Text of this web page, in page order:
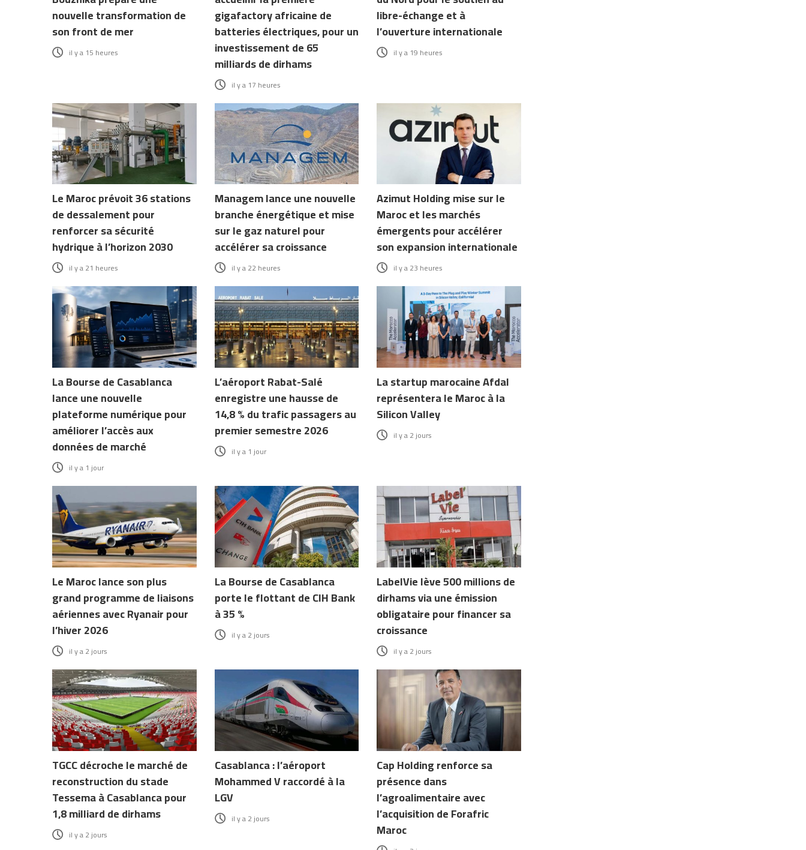
nouvelle transformation de
son front de mer
il y a 15 heures
gigafactory africaine de
batteries électriques, pour un
investissement de 65
milliards de dirhams
il y a 17 heures
libre-échange et à
l’ouverture internationale
il y a 19 heures
Le Maroc prévoit 36 stations
de dessalement pour
renforcer sa sécurité
hydrique à l’horizon 2030
il y a 21 heures
Managem lance une nouvelle
branche énergétique et mise
sur le gaz naturel pour
accélérer sa croissance
il y a 22 heures
Azimut Holding mise sur le
Maroc et les marchés
émergents pour accélérer
son expansion internationale
il y a 23 heures
La Bourse de Casablanca
lance une nouvelle
plateforme numérique pour
améliorer l’accès aux
données de marché
il y a 1 jour
L’aéroport Rabat-Salé
enregistre une hausse de
14,8 % du trafic passagers au
premier semestre 2026
il y a 1 jour
La startup marocaine Afdal
représentera le Maroc à la
Silicon Valley
il y a 2 jours
Le Maroc lance son plus
grand programme de liaisons
aériennes avec Ryanair pour
l’hiver 2026
il y a 2 jours
La Bourse de Casablanca
porte le flottant de CIH Bank
à 35 %
il y a 2 jours
LabelVie lève 500 millions de
dirhams via une émission
obligataire pour financer sa
croissance
il y a 2 jours
TGCC décroche le marché de
reconstruction du stade
Tessema à Casablanca pour
1,8 milliard de dirhams
il y a 2 jours
Casablanca : l’aéroport
Mohammed V raccordé à la
LGV
il y a 2 jours
Cap Holding renforce sa
présence dans
l’agroalimentaire avec
l’acquisition de Forafric
Maroc